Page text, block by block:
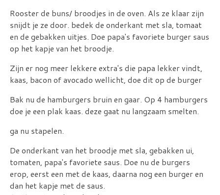
Rooster de buns/ broodjes in de oven. Als ze klaar zijn
snijdt je ze door. bedek de onderkant met sla, tomaat
en de gebakken uitjes. Doe papa's favoriete burger saus
op het kapje van het broodje.
Zijn er nog meer lekkere extra's die papa lekker vindt,
kaas, bacon of avocado wellicht, doe dit op de burger
Bak nu de hamburgers bruin en gaar. Op 4 hamburgers
doe je een plak kaas. deze gaat nu langzaam smelten.
ga nu stapelen.
De onderkant van het broodje met sla, gebakken ui,
tomaten, papa's favoriete saus. Doe nu de burgers
erop, eerst een met de kaas, daarna nog een burger en
dan het kapje met de saus.